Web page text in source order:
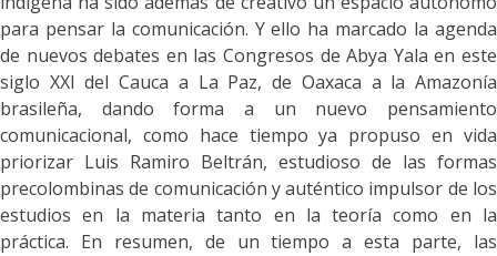
para pensar la comunicación. Y ello ha marcado la agenda
de nuevos debates en las Congresos de Abya Yala en este
siglo XXI del Cauca a La Paz, de Oaxaca a la Amazonía
brasileña, dando forma a un nuevo pensamiento
comunicacional, como hace tiempo ya propuso en vida
priorizar Luis Ramiro Beltrán, estudioso de las formas
precolombinas de comunicación y auténtico impulsor de los
estudios en la materia tanto en la teoría como en la
práctica. En resumen, de un tiempo a esta parte, las